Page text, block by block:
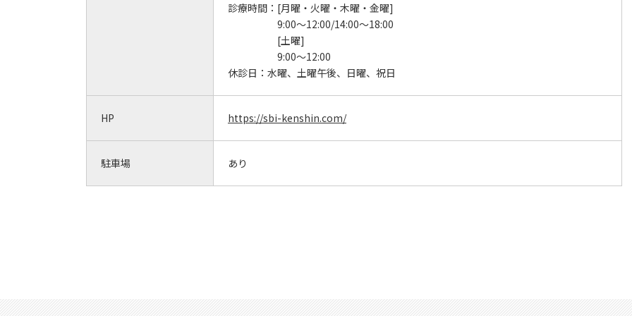
診療時間： [月曜・火曜・木曜・金曜]
9:00～12:00/14:00～18:00
[土曜]
9:00～12:00
休診日： 水曜、土曜午後、日曜、祝日
HP https://sbi-kenshin.com/
駐車場 あり